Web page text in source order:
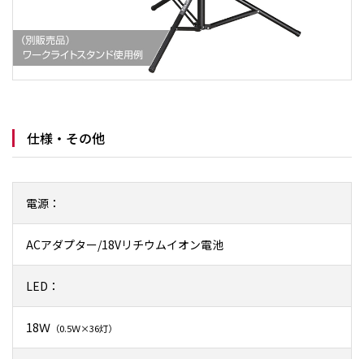
仕様・その他
電源：
ACアダプター/18Vリチウムイオン電池
LED：
18Ｗ （0.5Ｗ×36灯）